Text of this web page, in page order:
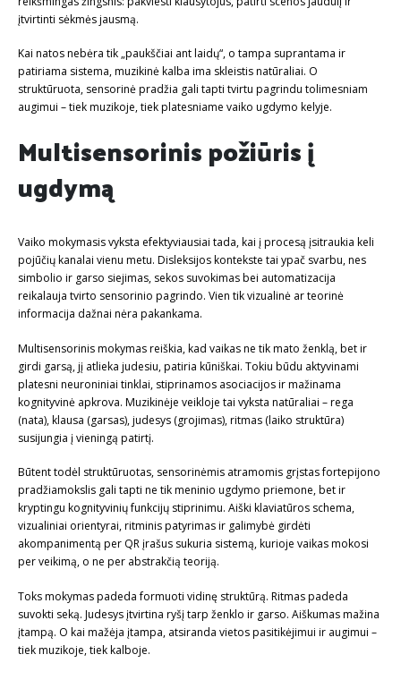
įtvirtinti sėkmės jausmą.
Kai natos nebėra tik „paukščiai ant laidų“, o tampa suprantama ir
patiriama sistema, muzikinė kalba ima skleistis natūraliai. O
struktūruota, sensorinė pradžia gali tapti tvirtu pagrindu tolimesniam
augimui – tiek muzikoje, tiek platesniame vaiko ugdymo kelyje.
Multisensorinis požiūris į
ugdymą
Vaiko mokymasis vyksta efektyviausiai tada, kai į procesą įsitraukia keli
pojūčių kanalai vienu metu. Disleksijos kontekste tai ypač svarbu, nes
simbolio ir garso siejimas, sekos suvokimas bei automatizacija
reikalauja tvirto sensorinio pagrindo. Vien tik vizualinė ar teorinė
informacija dažnai nėra pakankama.
Multisensorinis mokymas reiškia, kad vaikas ne tik mato ženklą, bet ir
girdi garsą, jį atlieka judesiu, patiria kūniškai. Tokiu būdu aktyvinami
platesni neuroniniai tinklai, stiprinamos asociacijos ir mažinama
kognityvinė apkrova. Muzikinėje veikloje tai vyksta natūraliai – rega
(nata), klausa (garsas), judesys (grojimas), ritmas (laiko struktūra)
susijungia į vieningą patirtį.
Būtent todėl struktūruotas, sensorinėmis atramomis grįstas fortepijono
pradžiamokslis gali tapti ne tik meninio ugdymo priemone, bet ir
kryptingu kognityvinių funkcijų stiprinimu. Aiški klaviatūros schema,
vizualiniai orientyrai, ritminis patyrimas ir galimybė girdėti
akompanimentą per QR įrašus sukuria sistemą, kurioje vaikas mokosi
per veikimą, o ne per abstrakčią teoriją.
Toks mokymas padeda formuoti vidinę struktūrą. Ritmas padeda
suvokti seką. Judesys įtvirtina ryšį tarp ženklo ir garso. Aiškumas mažina
įtampą. O kai mažėja įtampa, atsiranda vietos pasitikėjimui ir augimui –
tiek muzikoje, tiek kalboje.